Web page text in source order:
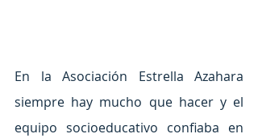
En la Asociación Estrella Azahara
siempre hay mucho que hacer y el
equipo socioeducativo confiaba en